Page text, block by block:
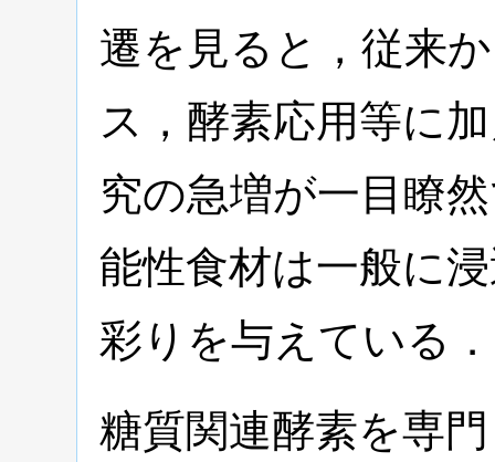
遷を見ると，従来
ス，酵素応用等に
究の急増が一目瞭
能性食材は一般に
彩りを与えている．
糖質関連酵素を専